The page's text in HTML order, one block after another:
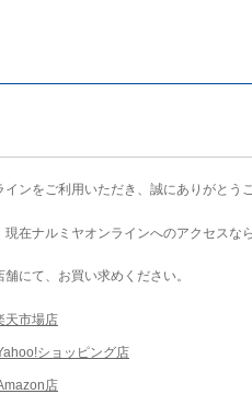
ンをご利用いただき、誠にありがとう
在ナルミヤオンラインへのアクセスな
にて、お買い求めください。
天市場店
ショッピング店
店